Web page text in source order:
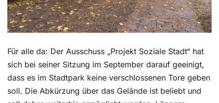
Für alle da: Der Ausschuss „Projekt Soziale Stadt“ hat
sich bei seiner Sitzung im September darauf geeinigt,
dass es im Stadtpark keine verschlossenen Tore geben
soll. Die Abkürzung über das Gelände ist beliebt und